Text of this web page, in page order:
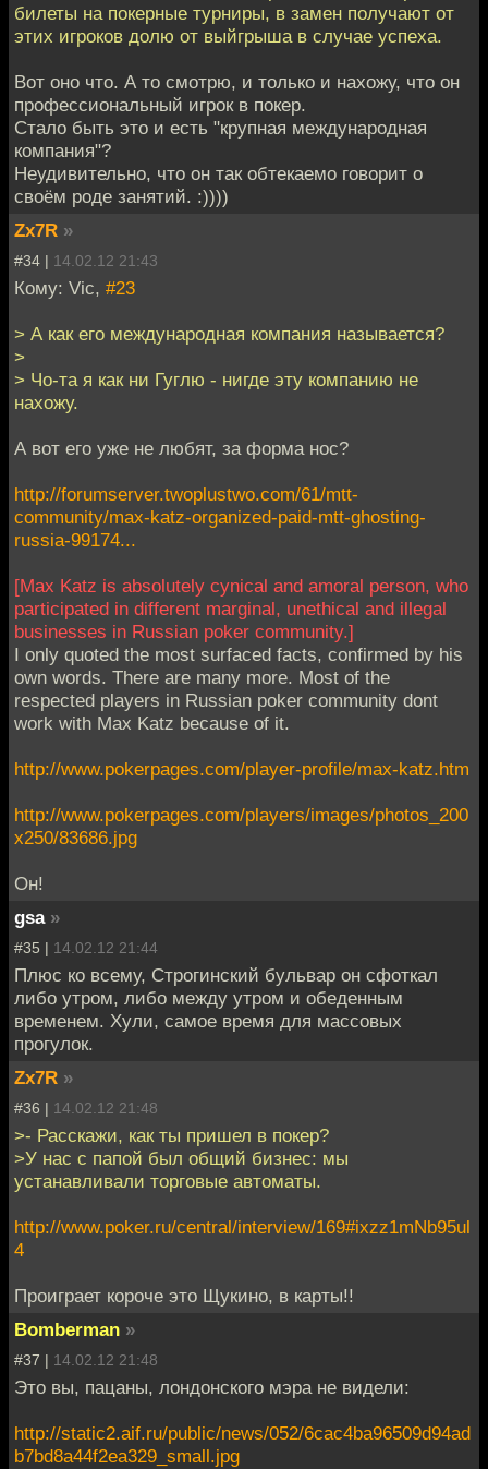
билеты на покерные турниры, в замен получают от
этих игроков долю от выйгрыша в случае успеха.
Вот оно что. А то смотрю, и только и нахожу, что он
профессиональный игрок в покер.
Стало быть это и есть "крупная международная
компания"?
Неудивительно, что он так обтекаемо говорит о
своём роде занятий. :))))
Zx7R »
#34 | 14.02.12 21:43
Кому: Vic, #23
> А как его международная компания называется?
>
> Чо-та я как ни Гуглю - нигде эту компанию не
нахожу.
А вот его уже не любят, за форма нос?
http://forumserver.twoplustwo.com/61/mtt-
community/max-katz-organized-paid-mtt-ghosting-
russia-99174...
[Max Katz is absolutely cynical and amoral person, who
participated in different marginal, unethical and illegal
businesses in Russian poker community.]
I only quoted the most surfaced facts, confirmed by his
own words. There are many more. Most of the
respected players in Russian poker community dont
work with Max Katz because of it.
http://www.pokerpages.com/player-profile/max-katz.htm
http://www.pokerpages.com/players/images/photos_200
x250/83686.jpg
Он!
gsa »
#35 | 14.02.12 21:44
Плюс ко всему, Строгинский бульвар он сфоткал
либо утром, либо между утром и обеденным
временем. Хули, самое время для массовых
прогулок.
Zx7R »
#36 | 14.02.12 21:48
>- Расскажи, как ты пришел в покер?
>У нас с папой был общий бизнес: мы
устанавливали торговые автоматы.
http://www.poker.ru/central/interview/169#ixzz1mNb95ul
4
Проиграет короче это Щукино, в карты!!
Bomberman »
#37 | 14.02.12 21:48
Это вы, пацаны, лондонского мэра не видели:
http://static2.aif.ru/public/news/052/6cac4ba96509d94ad
b7bd8a44f2ea329_small.jpg